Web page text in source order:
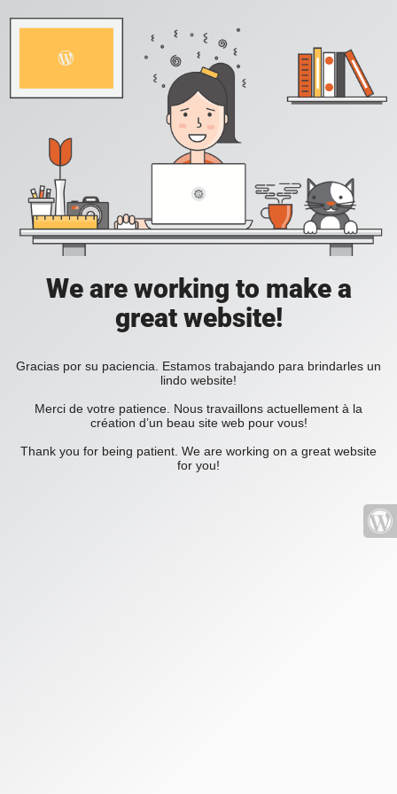
We are working to make a
great website!
Gracias por su paciencia. Estamos trabajando para brindarles un
lindo website!
Merci de votre patience. Nous travaillons actuellement à la
création d’un beau site web pour vous!
Thank you for being patient. We are working on a great website
for you!